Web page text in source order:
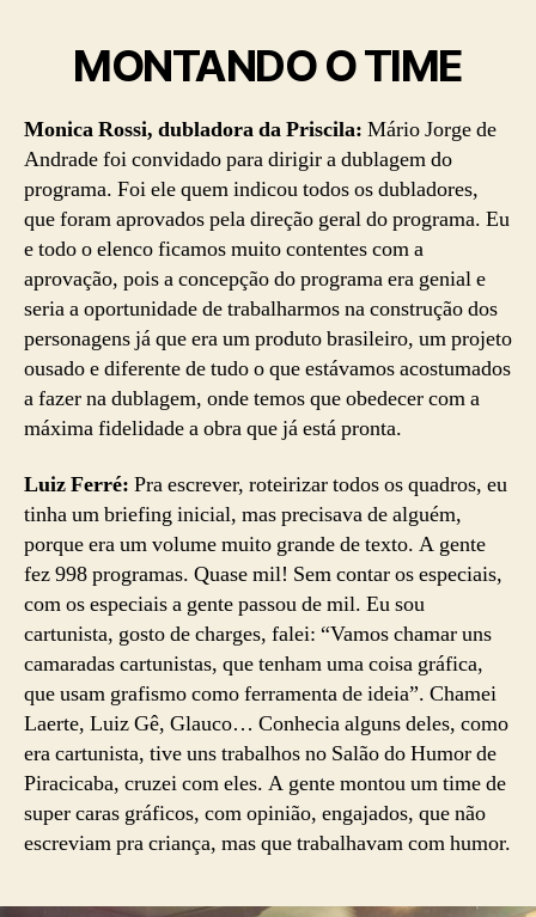
MONTANDO O TIME
Monica Rossi, dubladora da Priscila: Mário Jorge de
Andrade foi convidado para dirigir a dublagem do
programa. Foi ele quem indicou todos os dubladores,
que foram aprovados pela direção geral do programa. Eu
e todo o elenco ficamos muito contentes com a
aprovação, pois a concepção do programa era genial e
seria a oportunidade de trabalharmos na construção dos
personagens já que era um produto brasileiro, um projeto
ousado e diferente de tudo o que estávamos acostumados
a fazer na dublagem, onde temos que obedecer com a
máxima fidelidade a obra que já está pronta.
Luiz Ferré: Pra escrever, roteirizar todos os quadros, eu
tinha um briefing inicial, mas precisava de alguém,
porque era um volume muito grande de texto. A gente
fez 998 programas. Quase mil! Sem contar os especiais,
com os especiais a gente passou de mil. Eu sou
cartunista, gosto de charges, falei: “Vamos chamar uns
camaradas cartunistas, que tenham uma coisa gráfica,
que usam grafismo como ferramenta de ideia”. Chamei
Laerte, Luiz Gê, Glauco… Conhecia alguns deles, como
era cartunista, tive uns trabalhos no Salão do Humor de
Piracicaba, cruzei com eles. A gente montou um time de
super caras gráficos, com opinião, engajados, que não
escreviam pra criança, mas que trabalhavam com humor.